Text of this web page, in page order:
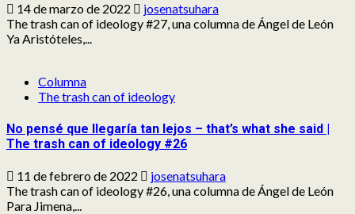
14 de marzo de 2022
josenatsuhara
The trash can of ideology #27, una columna de Ángel de León
Ya Aristóteles,...
Columna
The trash can of ideology
No pensé que llegaría tan lejos – that’s what she said |
The trash can of ideology #26
11 de febrero de 2022
josenatsuhara
The trash can of ideology #26, una columna de Ángel de León
Para Jimena,...